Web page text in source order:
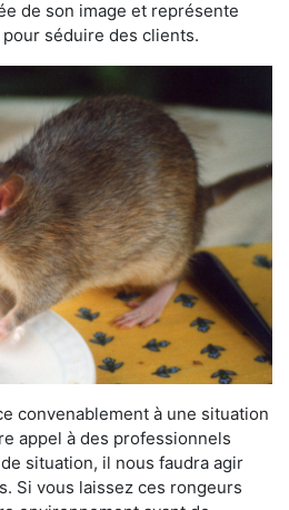
de son image et représente
séduire des clients.
convenablement à une situation
appel à des professionnels
situation, il nous faudra agir
Si vous laissez ces rongeurs